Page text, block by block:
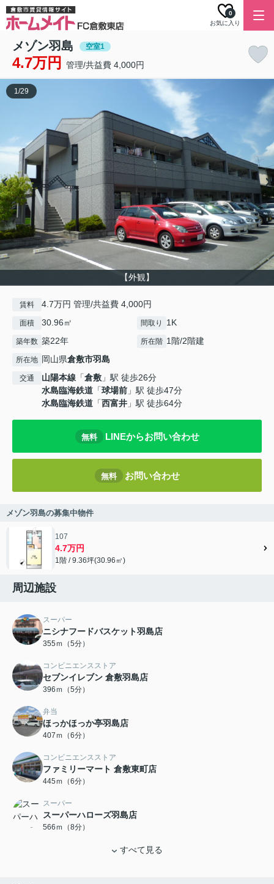
お気に入り
0
メゾン羽島 空室1
4.7万円 管理/共益費 4,000円
【外観】
1/29
賃料 4.7万円 管理/共益費 4,000円
面積 30.96㎡ 間取り 1K
築年数 築22年 所在階 1階/2階建
所在地 岡山県倉敷市羽島
交通 山陽本線 「倉敷 」駅 徒歩26分
水島臨海鉄道 「球場前 」駅 徒歩47分
水島臨海鉄道 「西富井 」駅 徒歩64分
無料 LINEからお問い合わせ
無料 お問い合わせ
メゾン羽島の募集中物件
107
4.7万円
1階 / 9.36坪(30.96㎡)
周辺施設
スーパー
ニシナフードバスケット羽島店
355ｍ（5分）
コンビニエンスストア
セブンイレブン 倉敷羽島店
396ｍ（5分）
弁当
ほっかほっか亭羽島店
407ｍ（6分）
コンビニエンスストア
ファミリーマート 倉敷東町店
445ｍ（6分）
スーパー
スーパーハローズ羽島店
566ｍ（8分）
すべて見る